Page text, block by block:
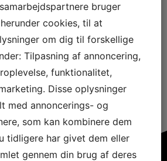
bruger
cookies, til at
om dig til forskellige
Tilpasning af annoncering,
funktionalitet,
Disse oplysninger
med annoncerings- og
som kan kombinere dem
tidligere har givet dem eller
gennem din brug af deres